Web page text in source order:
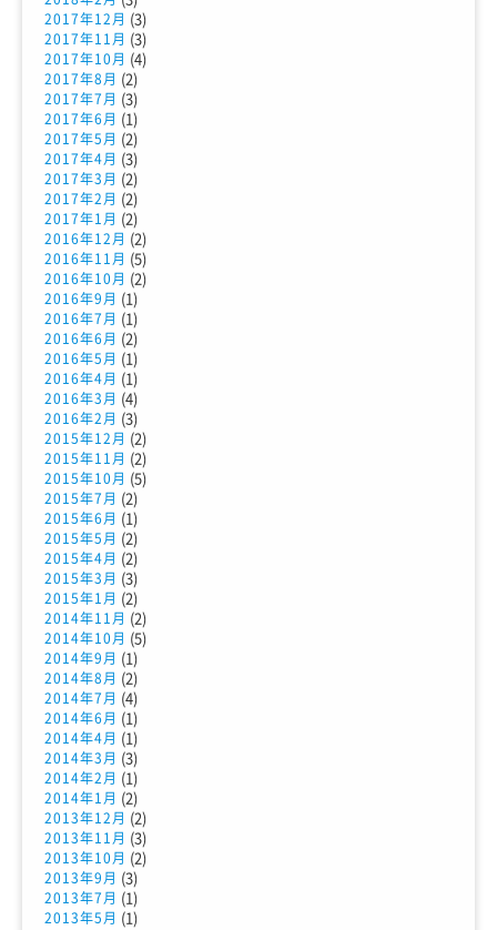
2017年12月 (3)
2017年11月 (3)
2017年10月 (4)
2017年8月 (2)
2017年7月 (3)
2017年6月 (1)
2017年5月 (2)
2017年4月 (3)
2017年3月 (2)
2017年2月 (2)
2017年1月 (2)
2016年12月 (2)
2016年11月 (5)
2016年10月 (2)
2016年9月 (1)
2016年7月 (1)
2016年6月 (2)
2016年5月 (1)
2016年4月 (1)
2016年3月 (4)
2016年2月 (3)
2015年12月 (2)
2015年11月 (2)
2015年10月 (5)
2015年7月 (2)
2015年6月 (1)
2015年5月 (2)
2015年4月 (2)
2015年3月 (3)
2015年1月 (2)
2014年11月 (2)
2014年10月 (5)
2014年9月 (1)
2014年8月 (2)
2014年7月 (4)
2014年6月 (1)
2014年4月 (1)
2014年3月 (3)
2014年2月 (1)
2014年1月 (2)
2013年12月 (2)
2013年11月 (3)
2013年10月 (2)
2013年9月 (3)
2013年7月 (1)
2013年5月 (1)